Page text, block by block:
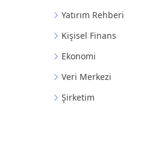
Yatırım Rehberi
Kişisel Finans
Ekonomi
Veri Merkezi
Şirketim